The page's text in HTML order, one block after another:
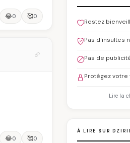
😂0 🥰0
😂0 🥰0
Restez
Pas d'insultes
Pas de
Protégez votre
Lire la
À LIRE SUR